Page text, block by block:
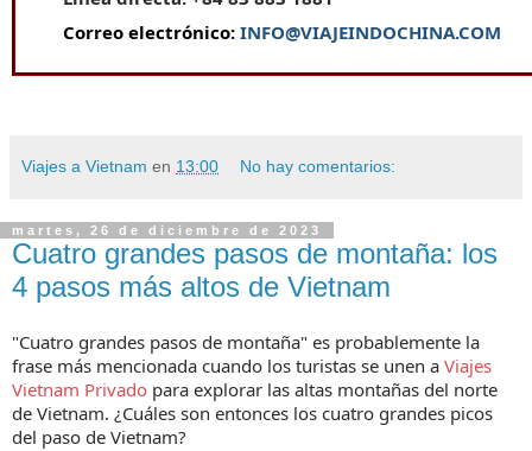
Correo electrónico: INFO@VIAJEINDOCHINA.COM
Viajes a Vietnam en 13:00 No hay comentarios:
martes, 26 de diciembre de 2023
Cuatro grandes pasos de montaña: los
4 pasos más altos de Vietnam
"Cuatro grandes pasos de montaña" es probablemente la
frase más mencionada cuando los turistas se unen a Viajes
Vietnam Privado para explorar las altas montañas del norte
de Vietnam. ¿Cuáles son entonces los cuatro grandes picos
del paso de Vietnam?